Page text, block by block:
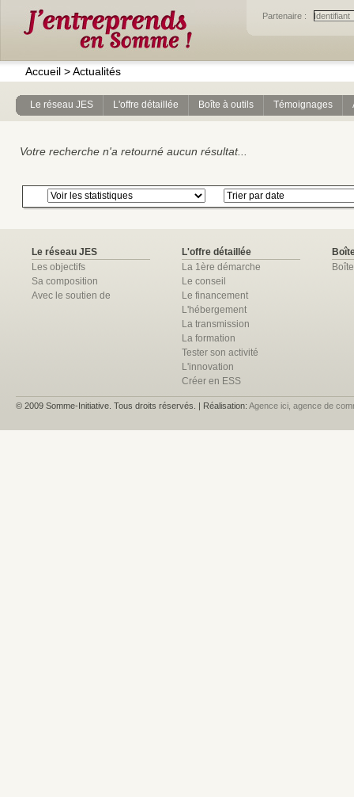
Partenaire :
Accueil >Actualités
Le réseau JES L'offre détaillée Boîte à outils Témoignages
Votre recherche n'a retourné aucun résultat...
Le réseau JES
Les objectifs
Sa composition
Avec le soutien de
L'offre détaillée
La 1ère démarche
Le conseil
Le financement
L'hébergement
La transmission
La formation
Tester son activité
L'innovation
Créer en ESS
© 2009 Somme-Initiative. Tous droits réservés. | Réalisation: Agence ici, agence de